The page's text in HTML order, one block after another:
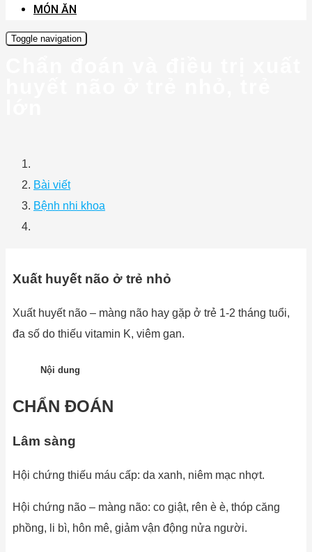
MÓN ĂN
Toggle navigation
Bài viết
Bệnh nhi khoa
Xuất huyết não ở trẻ nhỏ
Xuất huyết não – màng não hay gặp ở trẻ 1-2 tháng tuổi,
đa số do thiếu vitamin K, viêm gan.
Nội dung
CHẨN ĐOÁN
Lâm sàng
Hội chứng thiếu máu cấp: da xanh, niêm mạc nhợt.
Hội chứng não – màng não: co giật, rên è è, thóp căng
phồng, li bì, hôn mê, giảm vận động nửa người.